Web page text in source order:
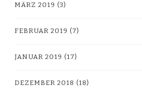
MÄRZ 2019 (3)
FEBRUAR 2019 (7)
JANUAR 2019 (17)
DEZEMBER 2018 (18)